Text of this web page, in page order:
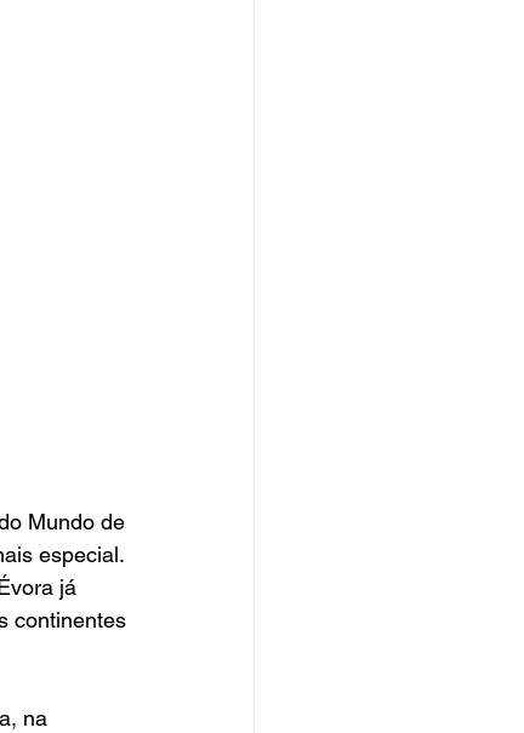
Mundo de
especial.
já
continentes
na